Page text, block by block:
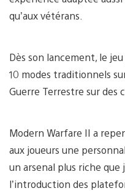
qu’aux vétérans.
Dès son lancement, le
10 modes traditionnels
Guerre Terrestre sur des
Modern Warfare II a
aux joueurs une
un arsenal plus riche que
l’introduction des